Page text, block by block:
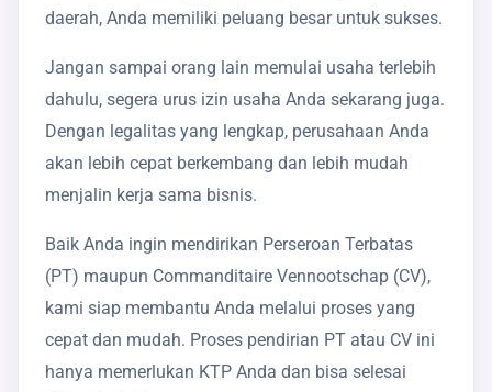
daerah, Anda memiliki peluang besar untuk sukses.
Jangan sampai orang lain memulai usaha terlebih
dahulu, segera urus izin usaha Anda sekarang juga.
Dengan legalitas yang lengkap, perusahaan Anda
akan lebih cepat berkembang dan lebih mudah
menjalin kerja sama bisnis.
Baik Anda ingin mendirikan Perseroan Terbatas
(PT) maupun Commanditaire Vennootschap (CV),
kami siap membantu Anda melalui proses yang
cepat dan mudah. Proses pendirian PT atau CV ini
hanya memerlukan KTP Anda dan bisa selesai